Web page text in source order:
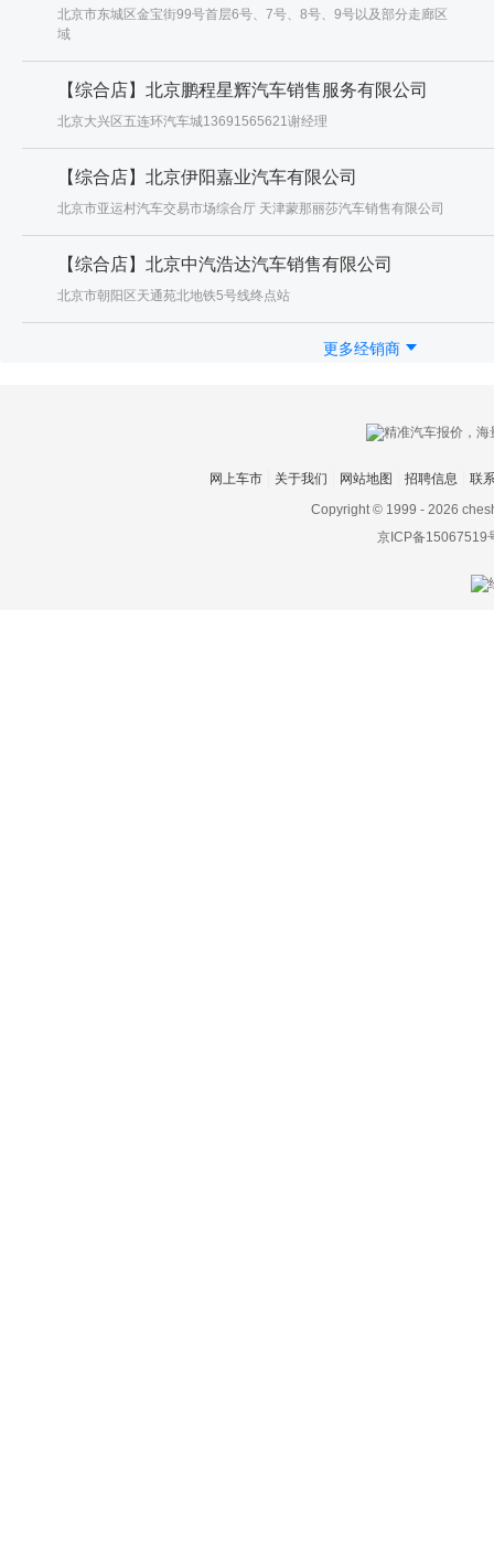
北京市东城区金宝街99号首层6号、7号、8号、9号以及部分走廊区
域
【综合店】北京鹏程星辉汽车销售服务有限公司
北京大兴区五连环汽车城13691565621谢经理
【综合店】北京伊阳嘉业汽车有限公司
北京市亚运村汽车交易市场综合厅 天津蒙那丽莎汽车销售有限公司
【综合店】北京中汽浩达汽车销售有限公司
北京市朝阳区天通苑北地铁5号线终点站
更多经销商
网上车市 关于我们 网站地图 招聘信息
联
Copyright © 1999 - 2026
京ICP备15067519